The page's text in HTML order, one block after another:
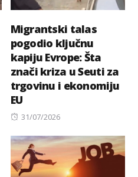
Migrantski talas
pogodio ključnu
kapiju Evrope: Šta
znači kriza u Seuti za
trgovinu i ekonomiju
EU
Posted
31/07/2026